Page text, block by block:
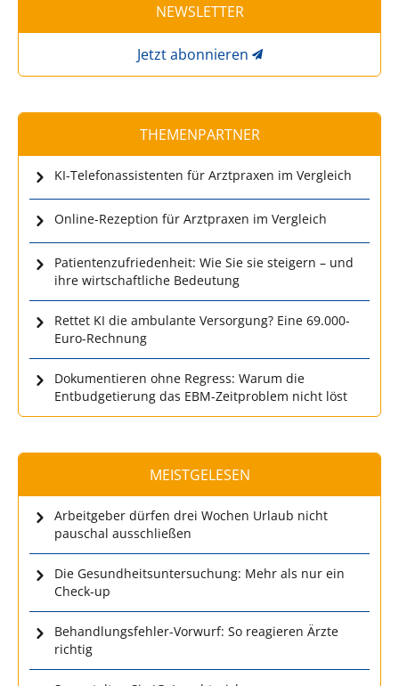
NEWSLETTER
Jetzt abonnieren
THEMENPARTNER
KI-Telefonassistenten für Arztpraxen im Vergleich
Online-Rezeption für Arztpraxen im Vergleich
Patientenzufriedenheit: Wie Sie sie steigern – und
ihre wirtschaftliche Bedeutung
Rettet KI die ambulante Versorgung? Eine 69.000-
Euro-Rechnung
Dokumentieren ohne Regress: Warum die
Entbudgetierung das EBM-Zeitproblem nicht löst
MEISTGELESEN
Arbeitgeber dürfen drei Wochen Urlaub nicht
pauschal ausschließen
Die Gesundheitsuntersuchung: Mehr als nur ein
Check-up
Behandlungsfehler-Vorwurf: So reagieren Ärzte
richtig